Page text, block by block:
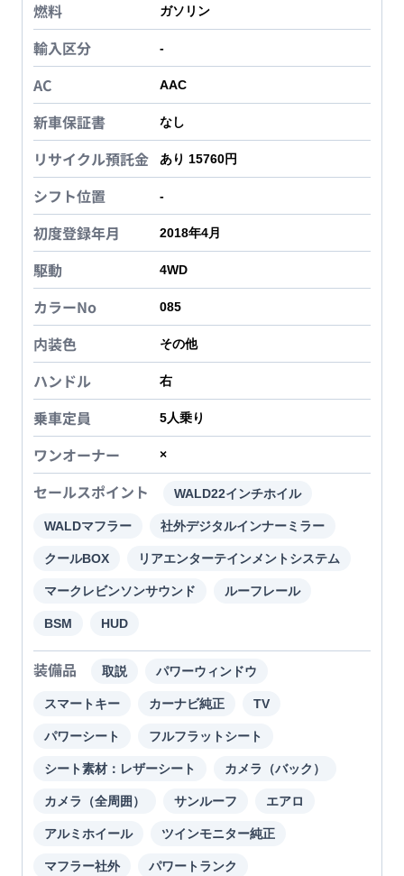
燃料 ガソリン
輸入区分 -
AC AAC
新車保証書 なし
リサイクル預託金 あり 15760円
シフト位置 -
初度登録年月 2018年4月
駆動 4WD
カラーNo 085
内装色 その他
ハンドル 右
乗車定員 5人乗り
ワンオーナー ×
セールスポイント WALD22インチホイル
WALDマフラー 社外デジタルインナーミラー
クールBOX リアエンターテインメントシステム
マークレビンソンサウンド ルーフレール
BSM HUD
装備品 取説 パワーウィンドウ
スマートキー カーナビ純正 TV
パワーシート フルフラットシート
シート素材：レザーシート カメラ（バック）
カメラ（全周囲） サンルーフ エアロ
アルミホイール ツインモニター純正
マフラー社外 パワートランク